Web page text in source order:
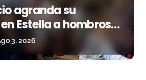
agranda su
Estella a hombros
Hermoso
3, 2026